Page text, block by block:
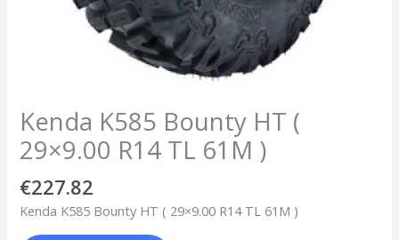
Kenda K585 Bounty HT (
29×9.00 R14 TL 61M )
€227.82
Kenda K585 Bounty HT ( 29×9.00 R14 TL 61M )